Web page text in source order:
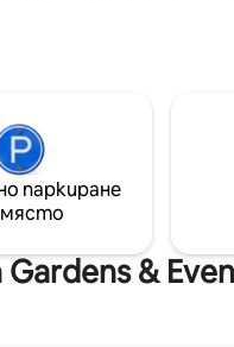
а
за
който
вратата. Тук
или
това уютно
паркиране
място
&